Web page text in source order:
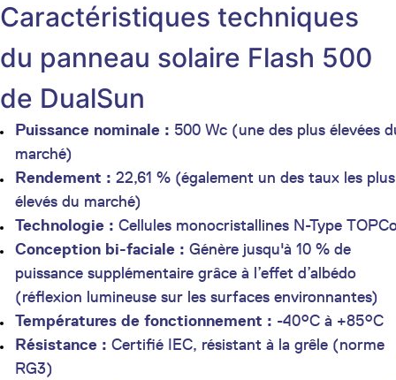
Caractéristiques techniques
du panneau solaire Flash 500
de DualSun
Puissance nominale : 500 Wc (une des plus élevées
marché)
Rendement : 22,61 % (également un des taux les plus
élevés du marché)
Technologie : Cellules monocristallines N-Type
Conception bi-faciale : Génère jusqu'à 10 % de
puissance supplémentaire grâce à l’effet d’albédo
(réflexion lumineuse sur les surfaces environnantes)
Températures de fonctionnement : -40°C à +85°C
Résistance : Certifié IEC, résistant à la grêle (norme
RG3)